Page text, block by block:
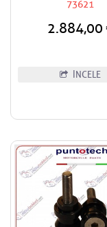
73621
2.884,00
İNCELE